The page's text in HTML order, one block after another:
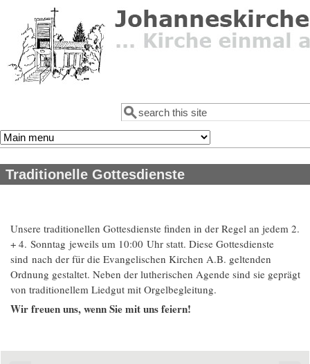
Direkt zum Inhalt
Suchformular
Suche
Traditionelle Gottesdienste
Unsere traditionellen Gottesdienste finden in der Regel an jedem 2.
+ 4. Sonntag jeweils um 10:00 Uhr statt. Diese Gottesdienste
sind nach der für die Evangelischen Kirchen A.B. geltenden
Ordnung gestaltet. Neben der lutherischen Agende sind sie geprägt
von traditionellem Liedgut mit Orgelbegleitung.
Wir freuen uns, wenn Sie mit uns feiern!